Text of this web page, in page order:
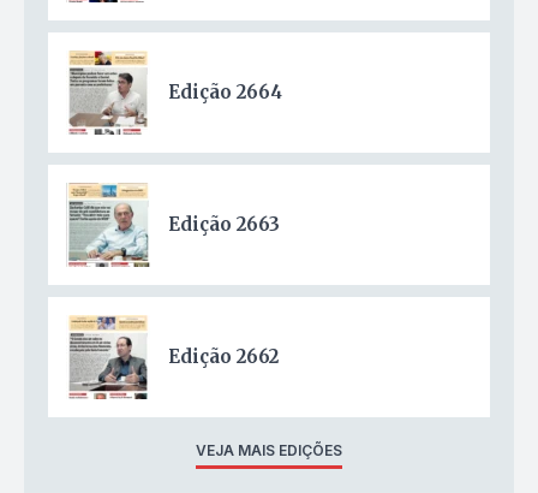
Edição 2664
Edição 2663
Edição 2662
VEJA MAIS EDIÇÕES